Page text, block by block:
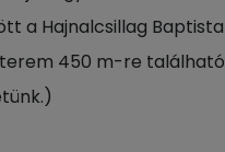
a Hajnalcsillag Baptista
450 m-re található